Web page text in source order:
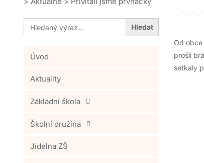
Search
for:
Úvod
Aktuality
Základní škola
Školní družina
Jídelna ZŠ
Od
prošli
setkaly